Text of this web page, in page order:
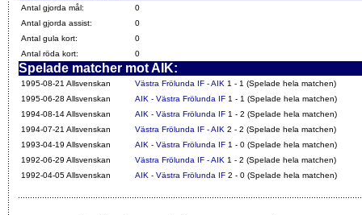
Antal gjorda mål:
0
Antal gjorda assist:
0
Antal gula kort:
0
Antal röda kort:
0
Spelade matcher mot AIK:
1995-08-21 Allsvenskan Västra Frölunda IF - AIK 1 - 1 (Spelade hela matchen)
1995-06-28 Allsvenskan
AIK - Västra Frölunda IF 1 - 1 (Spelade hela matchen)
1994-08-14 Allsvenskan
AIK - Västra Frölunda IF 1 - 2 (Spelade hela matchen)
1994-07-21 Allsvenskan
Västra Frölunda IF - AIK 2 - 2 (Spelade hela matchen)
1993-04-19 Allsvenskan
AIK - Västra Frölunda IF 1 - 0 (Spelade hela matchen)
1992-06-29 Allsvenskan
Västra Frölunda IF - AIK 1 - 2 (Spelade hela matchen)
1992-04-05 Allsvenskan
AIK - Västra Frölunda IF 2 - 0 (Spelade hela matchen)